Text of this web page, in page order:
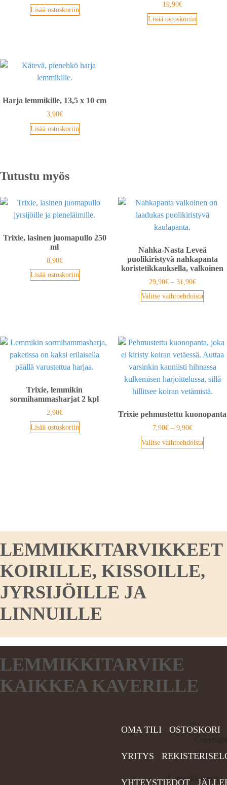
Lisää ostoskoriin
19,90€
Lisää ostoskoriin
Harja lemmikille, 13,5 x 10 cm
3,90€
Lisää ostoskoriin
Tutustu myös
Trixie, lasinen juomapullo 250
ml
8,90€
Lisää ostoskoriin
Nahka-Nasta Leveä
puolikiristyvä nahkapanta
koristetikkauksella, valkoinen
29,90€ – 31,90€
Valitse vaihtoehdoista
Trixie, lemmikin
sormihammasharjat 2 kpl
2,90€
Lisää ostoskoriin
Trixie pehmustettu kuonopanta
7,90€ – 9,90€
Valitse vaihtoehdoista
LEMMIKKITARVIKKEET
KOIRILLE, KISSOILLE,
JYRSIJÖILLE JA
LINNUILLE
LEMMIKKITARVIKE
KAIKKEA KAVERILLE
OMA TILI OSTOSKORI
YRITYS
YHTEYSTIEDOT
©
Copyright
2026
Lemmikkitarvike